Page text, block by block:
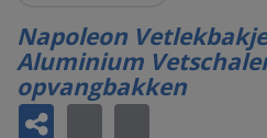
Napoleon
Aluminium
opvangbakken